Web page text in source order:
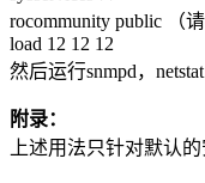
rocommunity public （请
load 12 12 12
然后运行snmpd，
附录：
上述用法只针对默认